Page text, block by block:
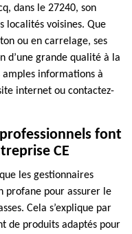
dans le 27240, son
localités voisines. Que
ou en carrelage, ses
d’une grande qualité à la
amples informations à
internet ou contactez-
font
CE
les gestionnaires
profane pour assurer le
Cela s’explique par
de produits adaptés pour